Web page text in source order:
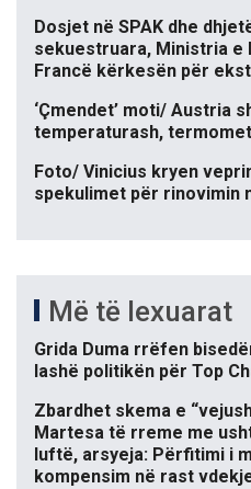
Dosjet në SPAK dhe
sekuestruara, Ministria e
Francë kërkesën për
‘Çmendet’ moti/ Austria
temperaturash,
Foto/ Vinicius kryen
spekulimet për rinovimin
Më të lexuarat
Grida Duma rrëfen
lashë politikën për Top
Zbardhet skema e
Martesa të rreme me
luftë, arsyeja: Përfitimi i
kompensim në rast